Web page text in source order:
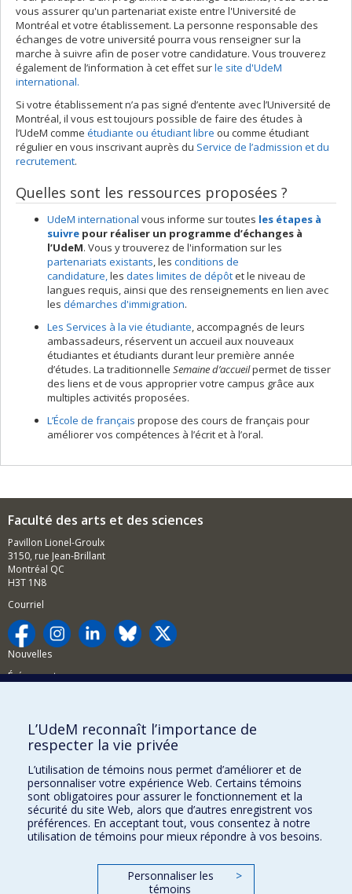
vous assurer qu'un partenariat existe entre l'Université de
Montréal et votre établissement. La personne responsable des
échanges de votre université pourra vous renseigner sur la
marche à suivre afin de poser votre candidature. Vous trouverez
également de l’information à cet effet surle site d'UdeM
international.
Si votre établissement n’a pas signé d’entente avec l’Université de
Montréal, il vous est toujours possible de faire des études à
l’UdeM comme étudiante ou étudiant libre ou comme étudiant
régulier en vous inscrivant auprès du Service de l’admission et du
recrutement.
Quelles sont les ressources proposées ?
UdeM international vous informe sur toutes les étapes à
suivre pour réaliser un programme d’échanges à
l’UdeM. Vous y trouverez de l'information sur les
partenariats existants, les conditions de
candidature,les dates limites de dépôtet le niveau de
langues requis, ainsi que des renseignements en lien avec
les démarches d'immigration.
Les Services à la vie étudiante, accompagnés de leurs
ambassadeurs, réservent un accueil aux nouveaux
étudiantes et étudiants durant leur première année
d’études. La traditionnelle Semaine d’accueilpermet de tisser
des liens et de vous approprier votre campus grâce aux
multiples activités proposées.
L’École de français propose des cours de français pour
améliorer vos compétences à l’écrit et à l’oral.
Faculté des arts et des sciences
Pavillon Lionel-Groulx
3150, rue Jean-Brillant
Montréal QC
H3T 1N8
Courriel
Nouvelles
Événements
BESOIN D'AIDE?
Plan du site
Signaler une erreur
Accessibilité
FACULTÉ DES ARTS ET DES SCIENCES
L’UdeM reconnaît l’importance de
respecter la vie privée
L’utilisation de témoins nous permet d’améliorer et de
personnaliser votre expérience Web. Certains témoins
sont obligatoires pour assurer le fonctionnement et la
sécurité du site Web, alors que d’autres enregistrent vos
préférences. En acceptant tout, vous consentez à notre
utilisation de témoins pour mieux répondre à vos besoins.
Personnaliser les
témoins
>